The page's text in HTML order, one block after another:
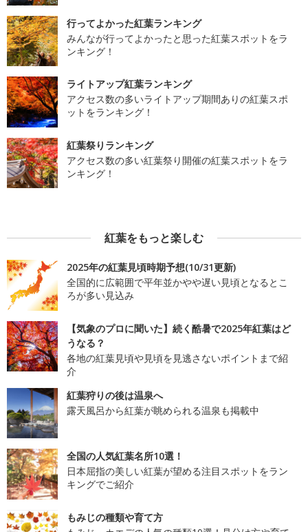
行ってよかった紅葉ランキング
みんなが行ってよかったと思った紅葉スポットをラ
ンキング！
ライトアップ紅葉ランキング
アクセス数の多いライトアップ期間ありの紅葉スポ
ットをランキング！
紅葉祭りランキング
アクセス数の多い紅葉祭り開催の紅葉スポットをラ
ンキング！
紅葉をもっと楽しむ
2025年の紅葉見頃時期予想(10/31更新)
全国的に広範囲で平年並かやや遅い見頃となるとこ
ろが多い見込み
【気象のプロに聞いた】続く酷暑で2025年紅葉はど
うなる？
各地の紅葉見頃や見頃を見逃さないポイントまで紹
介
紅葉狩りの後は温泉へ
露天風呂から紅葉が眺められる温泉も掲載中
全国の人気紅葉名所10選！
日本屈指の美しい紅葉が望める注目スポットをラン
キングでご紹介
もみじの種類や育て方